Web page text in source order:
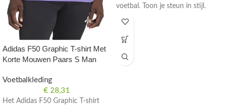
Adidas F50 Graphic T-shirt Met
Korte Mouwen Paars S Man
Voetbalkleding
€ 28,31
Het Adidas F50 Graphic T-shirt
voetbal. Toon je steun in stijl.